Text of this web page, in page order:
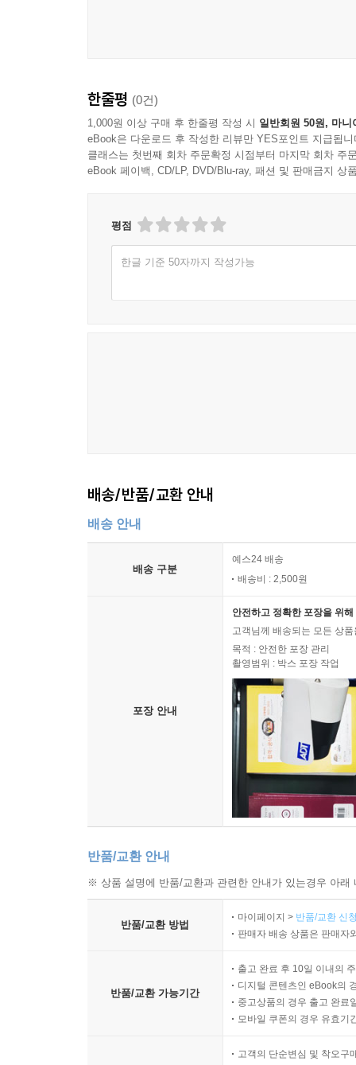
한줄평 (0건)
1,000원 이상 구매 후 한줄평 작성 시 일반회원 50원, 마니
eBook은 다운로드 후 작성한 리뷰만 YES포인트 지급됩니
클래스는 첫번째 회차 주문확정 시점부터 마지막 회차 주
eBook 페이백, CD/LP, DVD/Blu-ray, 패션 및 판매금지 상
평점
한글 기준 50자까지 작성가능
배송/반품/교환 안내
배송 안내
배송 구분
예스24 배송
배송비 : 2,500원
포장 안내
안전하고 정확한 포장을 위
고객님께 배송되는 모든 상
목적 : 안전한 포장 관리
촬영범위 : 박스 포장 작업
반품/교환 안내
※ 상품 설명에 반품/교환과 관련한 안내가 있는경우 아
반품/교환 방법
마이페이지 > 반품/교환 신
판매자 배송 상품은 판매자
반품/교환 가능기간
출고 완료 후 10일 이내의
디지털 콘텐츠인 eBook의
중고상품의 경우 출고 완료
모바일 쿠폰의 경우 유효기
고객의 단순변심 및 착오구